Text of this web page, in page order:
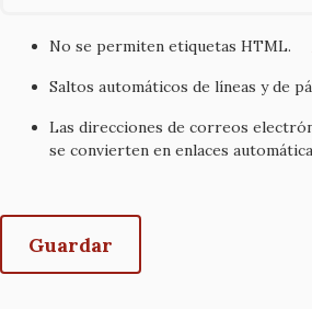
No se permiten etiquetas HTML.
Saltos automáticos de líneas y de
Las direcciones de correos
se convierten en enlaces